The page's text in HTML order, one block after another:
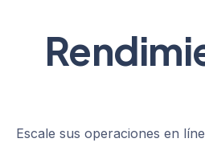
Escale sus operaciones en